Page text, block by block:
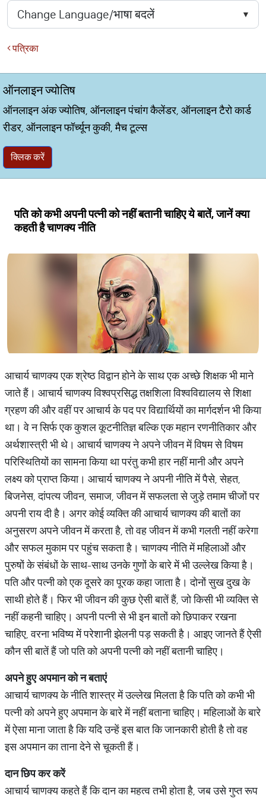
पत्रिका
ऑनलाइन ज्योतिष
ऑनलाइन अंक ज्योतिष, ऑनलाइन पंचांग कैलेंडर, ऑनलाइन टैरो कार्ड
रीडर, ऑनलाइन फॉर्च्यून कुकी, मैच टूल्स
क्लिक करें
पति को कभी अपनी पत्नी को नहीं बतानी चाहिए ये बातें, जानें क्या
कहती है चाणक्य नीति
आचार्य चाणक्य एक श्रेष्ठ विद्वान होने के साथ एक अच्छे शिक्षक भी माने
जाते हैं। आचार्य चाणक्य विश्वप्रसिद्ध तक्षशिला विश्वविद्यालय से शिक्षा
ग्रहण की और वहीं पर आचार्य के पद पर विद्यार्थियों का मार्गदर्शन भी किया
था। वे न सिर्फ एक कुशल कूटनीतिज्ञ बल्कि एक महान रणनीतिकार और
अर्थशास्त्री भी थे। आचार्य चाणक्य ने अपने जीवन में विषम से विषम
परिस्थितियों का सामना किया था परंतु कभी हार नहीं मानी और अपने
लक्ष्य को प्राप्त किया। आचार्य चाणक्य ने अपनी नीति में पैसे, सेहत,
बिजनेस, दांपत्य जीवन, समाज, जीवन में सफलता से जुड़े तमाम चीजों पर
अपनी राय दी है। अगर कोई व्यक्ति की आचार्य चाणक्य की बातों का
अनुसरण अपने जीवन में करता है, तो वह जीवन में कभी गलती नहीं करेगा
और सफल मुकाम पर पहुंच सकता है। चाणक्य नीति में महिलाओं और
पुरुषों के संबंधों के साथ-साथ उनके गुणों के बारे में भी उल्लेख किया है।
पति और पत्नी को एक दूसरे का पूरक कहा जाता है। दोनों सुख दुख के
साथी होते हैं। फिर भी जीवन की कुछ ऐसी बातें हैं, जो किसी भी व्यक्ति से
नहीं कहनी चाहिए। अपनी पत्नी से भी इन बातों को छिपाकर रखना
चाहिए, वरना भविष्य में परेशानी झेलनी पड़ सकती है। आइए जानते हैं ऐसी
कौन सी बातें हैं जो पति को अपनी पत्नी को नहीं बतानी चाहिए।
अपने हुए अपमान को न बताएं
आचार्य चाणक्य के नीति शास्त्र में उल्लेख मिलता है कि पति को कभी भी
पत्नी को अपने हुए अपमान के बारे में नहीं बताना चाहिए। महिलाओं के बारे
में ऐसा माना जाता है कि यदि उन्हें इस बात कि जानकारी होती है तो वह
इस अपमान का ताना देने से चूकती हैं।
दान छिप कर करें
आचार्य चाणक्य कहते हैं कि दान का महत्व तभी होता है, जब उसे गुप्त रूप